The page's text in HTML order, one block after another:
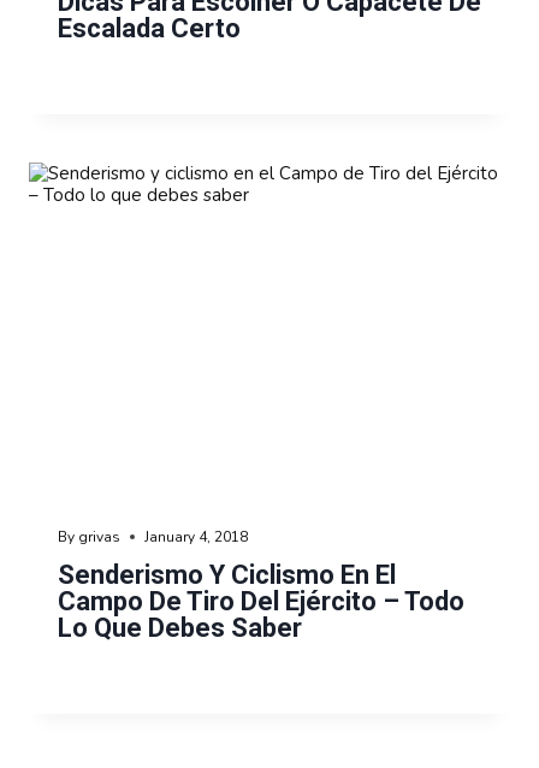
Escalada Certo
Senderismo Y Ciclismo En El
Campo De Tiro Del Ejército – Todo
Lo Que Debes Saber
By grivas January 4, 2018